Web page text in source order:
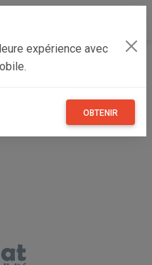
expérience avec
OBTENIR